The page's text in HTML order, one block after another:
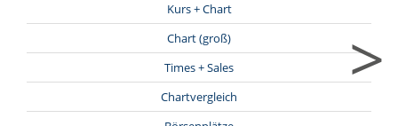
Kurs + Chart
Chart (groß)
Times + Sales
Chartvergleich
>